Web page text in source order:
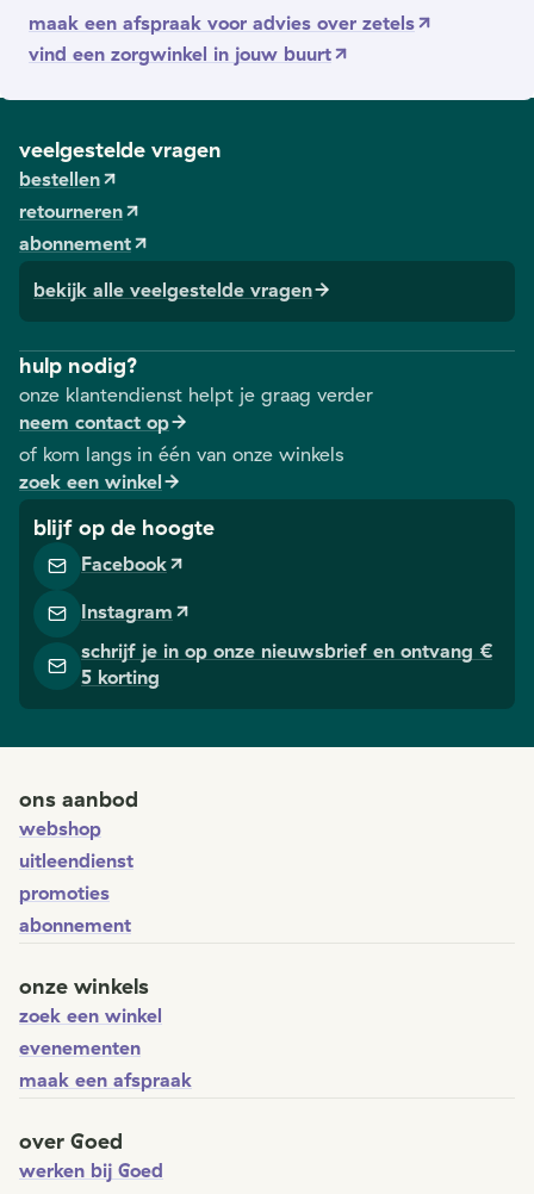
maak een afspraak voor advies over zetels
vind een zorgwinkel in jouw buurt
veelgestelde vragen
bestellen
retourneren
abonnement
bekijk alle veelgestelde vragen
hulp nodig?
onze klantendienst helpt je graag verder
neem contact op
of kom langs in één van onze winkels
zoek een winkel
blijf op de hoogte
Facebook
Instagram
schrijf je in op onze nieuwsbrief en ontvang €
5 korting
ons aanbod
webshop
uitleendienst
promoties
abonnement
onze winkels
zoek een winkel
evenementen
maak een afspraak
over Goed
werken bij Goed